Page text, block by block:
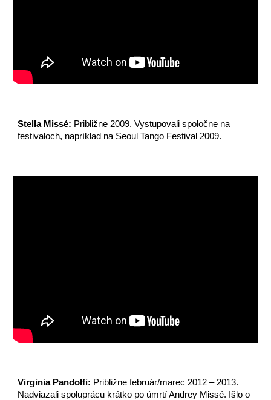
Stella Missé: Približne 2009. Vystupovali spoločne na
festivaloch, napríklad na Seoul Tango Festival 2009.
Virginia Pandolfi: Približne február/marec 2012 – 2013.
Nadviazali spoluprácu krátko po úmrtí Andrey Missé. Išlo o